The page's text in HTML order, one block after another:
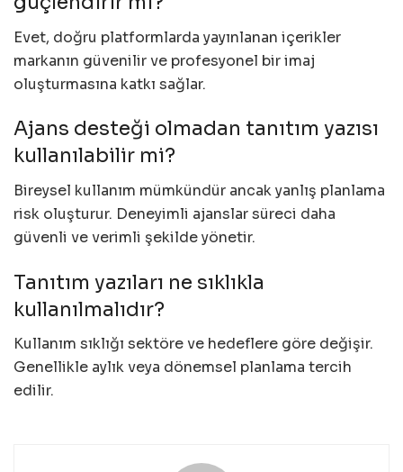
Evet, doğru platformlarda yayınlanan içerikler
markanın güvenilir ve profesyonel bir imaj
oluşturmasına katkı sağlar.
Ajans desteği olmadan tanıtım yazısı
kullanılabilir mi?
Bireysel kullanım mümkündür ancak yanlış planlama
risk oluşturur. Deneyimli ajanslar süreci daha
güvenli ve verimli şekilde yönetir.
Tanıtım yazıları ne sıklıkla
kullanılmalıdır?
Kullanım sıklığı sektöre ve hedeflere göre değişir.
Genellikle aylık veya dönemsel planlama tercih
edilir.